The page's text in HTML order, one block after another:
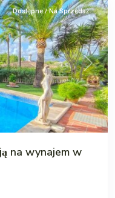
Dostępne / Na Sprzedaż
na wynajem w